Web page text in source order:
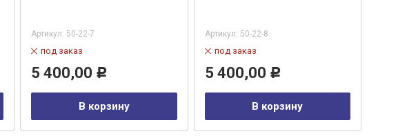
Артикул: 50-22-7
под заказ
5 400,00 Р
В корзину
Артикул: 50-22-8
под заказ
5 400,00 Р
В корзину